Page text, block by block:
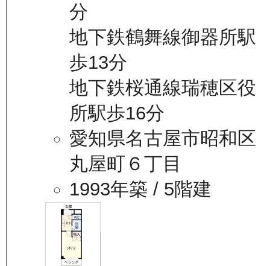
分
地下鉄鶴舞線御器所駅
歩13分
地下鉄桜通線瑞穂区役
所駅歩16分
愛知県名古屋市昭和区
丸屋町６丁目
1993年築 / 5階建